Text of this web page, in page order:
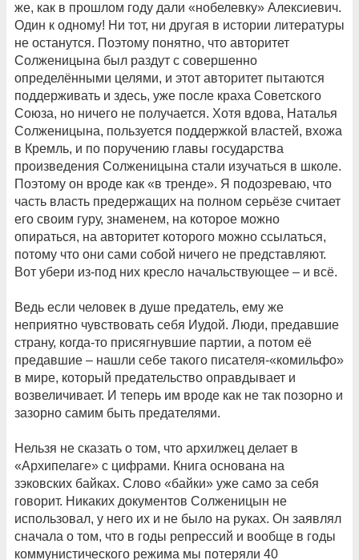
же, как в прошлом году дали «нобелевку» Алексиевич.
Один к одному! Ни тот, ни другая в истории литературы
не останутся. Поэтому понятно, что авторитет
Солженицына был раздут с совершенно
определёнными целями, и этот авторитет пытаются
поддерживать и здесь, уже после краха Советского
Союза, но ничего не получается. Хотя вдова, Наталья
Солженицына, пользуется поддержкой властей, вхожа
в Кремль, и по поручению главы государства
произведения Солженицына стали изучаться в школе.
Поэтому он вроде как «в тренде». Я подозреваю, что
часть власть предержащих на полном серьёзе считает
его своим гуру, знаменем, на которое можно
опираться, на авторитет которого можно ссылаться,
потому что они сами собой ничего не представляют.
Вот убери из-под них кресло начальствующее – и всё.
Ведь если человек в душе предатель, ему же
неприятно чувствовать себя Иудой. Люди, предавшие
страну, когда-то присягнувшие партии, а потом её
предавшие – нашли себе такого писателя-«комильфо»
в мире, который предательство оправдывает и
возвеличивает. И теперь им вроде как не так позорно и
зазорно самим быть предателями.
Нельзя не сказать о том, что архилжец делает в
«Архипелаге» с цифрами. Книга основана на
зэковских байках. Слово «байки» уже само за себя
говорит. Никаких документов Солженицын не
использовал, у него их и не было на руках. Он заявлял
сначала о том, что в годы репрессий и вообще в годы
коммунистического режима мы потеряли 40